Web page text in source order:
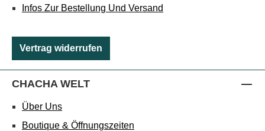
Infos Zur Bestellung Und Versand
Vertrag widerrufen
CHACHA WELT
Über Uns
Boutique & Öffnungszeiten